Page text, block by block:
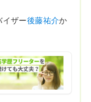
イザー後藤祐介か